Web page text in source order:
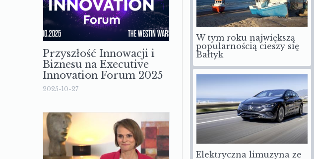
Przyszłość Innowacji i
Biznesu na Executive
Innovation Forum 2025
2025-10-27
W tym roku największą
popularnością cieszy się
Bałtyk
Elektryczna limuzyna ze